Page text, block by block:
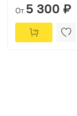
От 5 300 ₽